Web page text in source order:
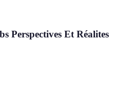
Perspectives Et Réalites